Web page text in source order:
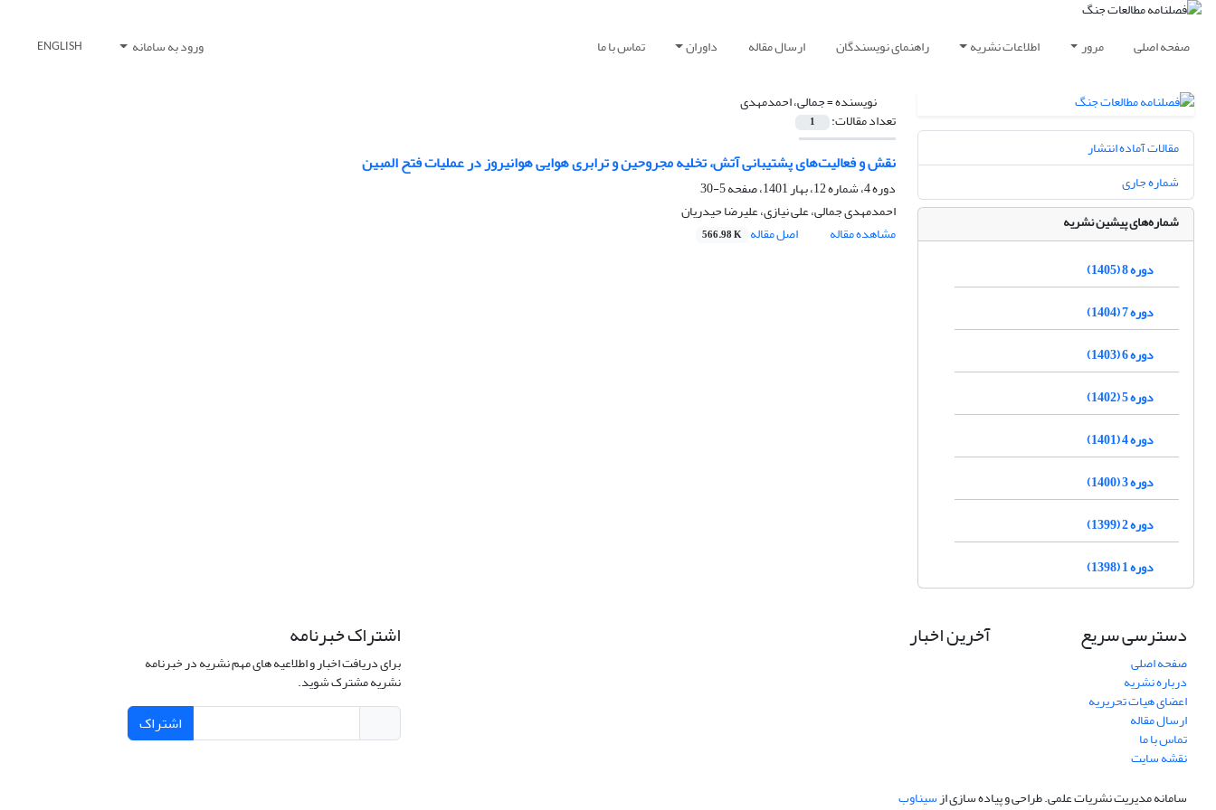
صفحه اصلی مرور اطلاعات نشریه راهنمای نویسندگان ارسال مقاله داوران تماس با ما ورود به سامانه ENGLISH
نویسنده =جمالی، احمدمهدی
تعداد مقالات: 1
نقش و فعالیت‌های پشتیبانی آتش، تخلیه مجروحین و ترابری هوایی هوانیروز در عملیات فتح المبین
دوره 4، شماره 12، بهار 1401، صفحه
5-30
احمدمهدی جمالی، علی نیازی، علیرضا حیدریان
مشاهده مقاله
اصل مقاله 566.98 K
مقالات آماده انتشار
شماره جاری
شماره‌های پیشین نشریه
دوره 8 (1405)
دوره 7 (1404)
دوره 6 (1403)
دوره 5 (1402)
دوره 4 (1401)
دوره 3 (1400)
دوره 2 (1399)
دوره 1 (1398)
دسترسی سریع
صفحه اصلی
درباره نشریه
اعضای هیات تحریریه
ارسال مقاله
تماس با ما
نقشه سایت
آخرین اخبار اشتراک خبرنامه
برای دریافت اخبار و اطلاعیه های مهم نشریه در خبرنامه
نشریه مشترک شوید.
اشتراک
سامانه مدیریت نشریات علمی.طراحی و پیاده سازی ازسیناوب